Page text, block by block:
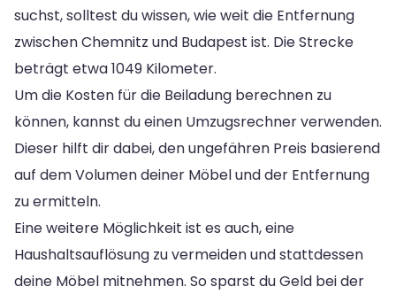
suchst, solltest du wissen, wie weit die Entfernung
zwischen Chemnitz und Budapest ist. Die Strecke
beträgt etwa 1049 Kilometer.
Um die Kosten für die Beiladung berechnen zu
können, kannst du einen Umzugsrechner verwenden.
Dieser hilft dir dabei, den ungefähren Preis basierend
auf dem Volumen deiner Möbel und der Entfernung
zu ermitteln.
Eine weitere Möglichkeit ist es auch, eine
Haushaltsauflösung zu vermeiden und stattdessen
deine Möbel mitnehmen. So sparst du Geld bei der